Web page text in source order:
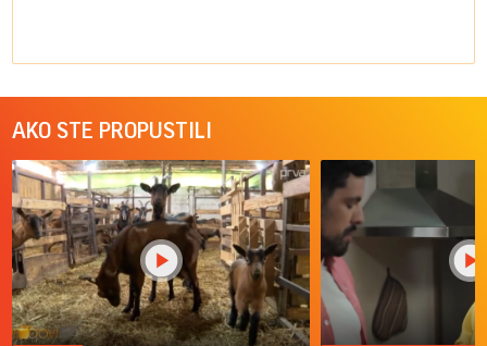
AKO STE PROPUSTILI